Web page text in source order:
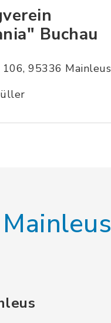
Buchau
106, 95336 Mainleus